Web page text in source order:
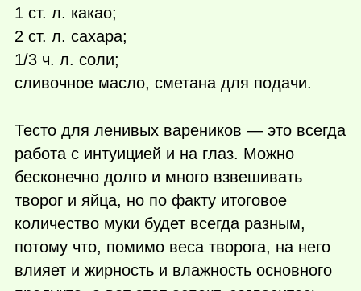
1 ст. л. какао;
2 ст. л. сахара;
1/3 ч. л. соли;
сливочное масло, сметана для подачи.
Тесто для ленивых вареников — это всегда
работа с интуицией и на глаз. Можно
бесконечно долго и много взвешивать
творог и яйца, но по факту итоговое
количество муки будет всегда разным,
потому что, помимо веса творога, на него
влияет и жирность и влажность основного